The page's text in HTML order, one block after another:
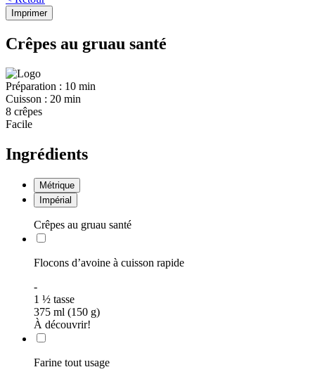
Imprimer
Crêpes au gruau santé
Préparation : 10 min
Cuisson : 20 min
8 crêpes
Facile
Ingrédients
Métrique
Impérial
Crêpes au gruau santé
Flocons d’avoine à cuisson rapide
-
1 ½ tasse
375 ml (150 g)
À découvrir!
Farine tout usage